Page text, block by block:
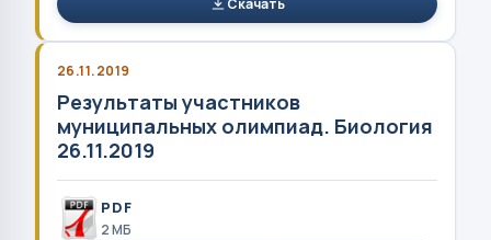
Скачать
26.11.2019
Результаты участников
муниципальных олимпиад. Биология
26.11.2019
PDF
2 MБ